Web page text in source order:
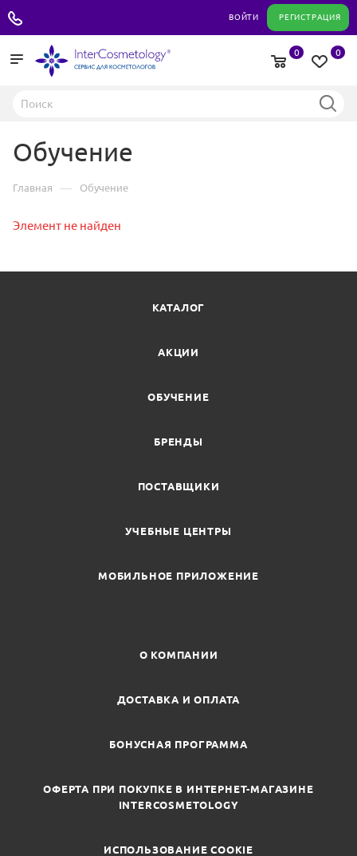
ВОЙТИ РЕГИСТРАЦИЯ
0
0
Обучение
Главная — Обучение
Элемент не найден
КАТАЛОГ
АКЦИИ
ОБУЧЕНИЕ
БРЕНДЫ
ПОСТАВЩИКИ
УЧЕБНЫЕ ЦЕНТРЫ
МОБИЛЬНОЕ ПРИЛОЖЕНИЕ
О КОМПАНИИ
ДОСТАВКА И ОПЛАТА
БОНУСНАЯ ПРОГРАММА
ОФЕРТА ПРИ ПОКУПКЕ В ИНТЕРНЕТ-МАГАЗИНЕ
INTERCOSMETOLOGY
ИСПОЛЬЗОВАНИЕ COOKIE